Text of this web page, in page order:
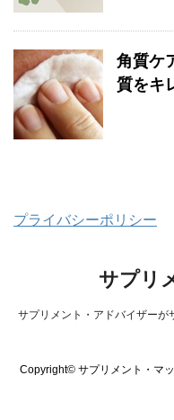
角質ケ
質をキ
プライバシーポリシー
サプリ
サプリメント・アドバイザーが
Copyright© サプリメント・マ